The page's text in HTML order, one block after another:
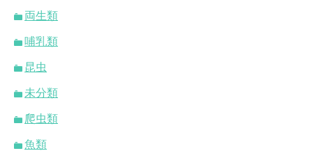
両生類
哺乳類
昆虫
未分類
爬虫類
魚類